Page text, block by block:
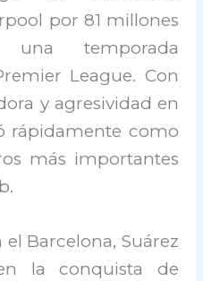
por 81 millones
temporada
League. Con
y agresividad en
rápidamente como
más importantes
Barcelona, Suárez
la conquista de